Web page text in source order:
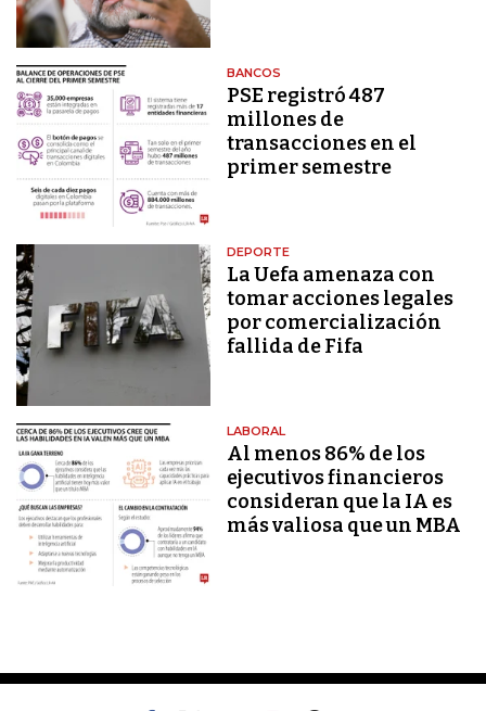
BANCOS
PSE registró 487
millones de
transacciones en el
primer semestre
DEPORTE
La Uefa amenaza con
tomar acciones legales
por comercialización
fallida de Fifa
LABORAL
Al menos 86% de los
ejecutivos financieros
consideran que la IA es
más valiosa que un MBA